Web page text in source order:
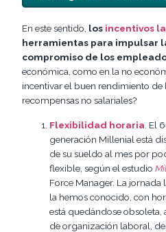
En este sentido, los incentivos
herramientas para impulsar
compromiso de los
económica, como en la no
incentivar el buen rendimiento de
recompensas no salariales?
Flexibilidad horaria . El
generación Millenial está
de su sueldo al mes por
flexible, según el estudio
Force Manager. La
la hemos conocido, con
está quedándose
de organización laboral,